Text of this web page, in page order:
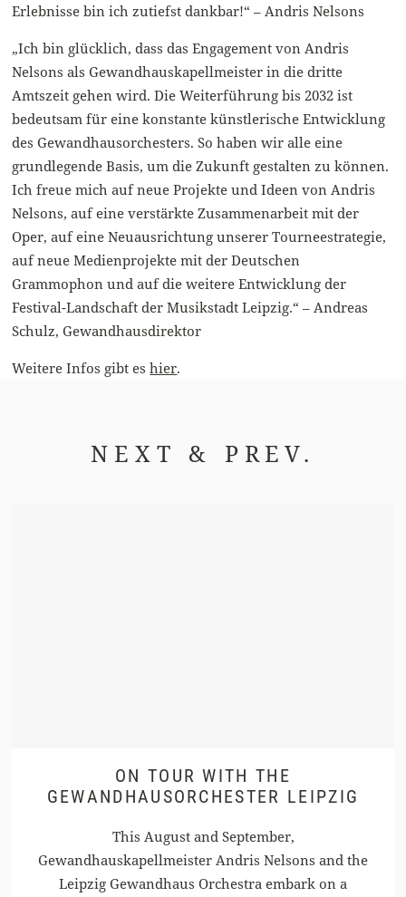
Erlebnisse bin ich zutiefst dankbar!“ – Andris Nelsons
„Ich bin glücklich, dass das Engagement von Andris
Nelsons als Gewandhauskapellmeister in die dritte
Amtszeit gehen wird. Die Weiterführung bis 2032 ist
bedeutsam für eine konstante künstlerische Entwicklung
des Gewandhausorchesters. So haben wir alle eine
grundlegende Basis, um die Zukunft gestalten zu können.
Ich freue mich auf neue Projekte und Ideen von Andris
Nelsons, auf eine verstärkte Zusammenarbeit mit der
Oper, auf eine Neuausrichtung unserer Tourneestrategie,
auf neue Medienprojekte mit der Deutschen
Grammophon und auf die weitere Entwicklung der
Festival-Landschaft der Musikstadt Leipzig.“ – Andreas
Schulz, Gewandhausdirektor
Weitere Infos gibt eshier.
NEXT & PREV.
ON TOUR WITH THE
GEWANDHAUSORCHESTER LEIPZIG
This August and September,
Gewandhauskapellmeister Andris Nelsons and the
Leipzig Gewandhaus Orchestra embark on a